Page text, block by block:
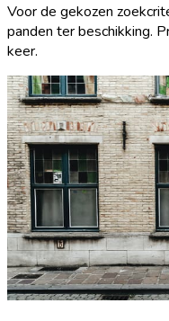
Voor de gekozen
panden ter beschikking.
keer.